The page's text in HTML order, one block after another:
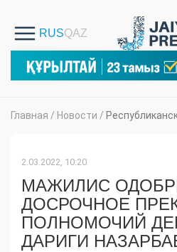
Главная / Новости /
2.03.2022, 10:20
МАЖИЛИС
ДОСРОЧНОЕ
ПОЛНОМОЧИЙ
ДАРИГИ